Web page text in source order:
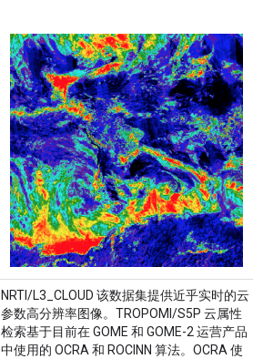
NRTI/L3_CLOUD 该数据集提供近乎实时的云
参数高分辨率图像。TROPOMI/S5P 云属性
检索基于目前在 GOME 和 GOME-2 运营产品
中使用的 OCRA 和 ROCINN 算法。OCRA 使